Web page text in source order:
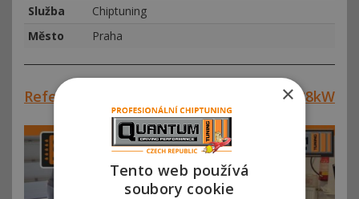
Služba
Chiptuning
Město
Praha
Reference #00856 – Ford S-Max 2.0TDi 88kW
×
Tento web používá
soubory cookie